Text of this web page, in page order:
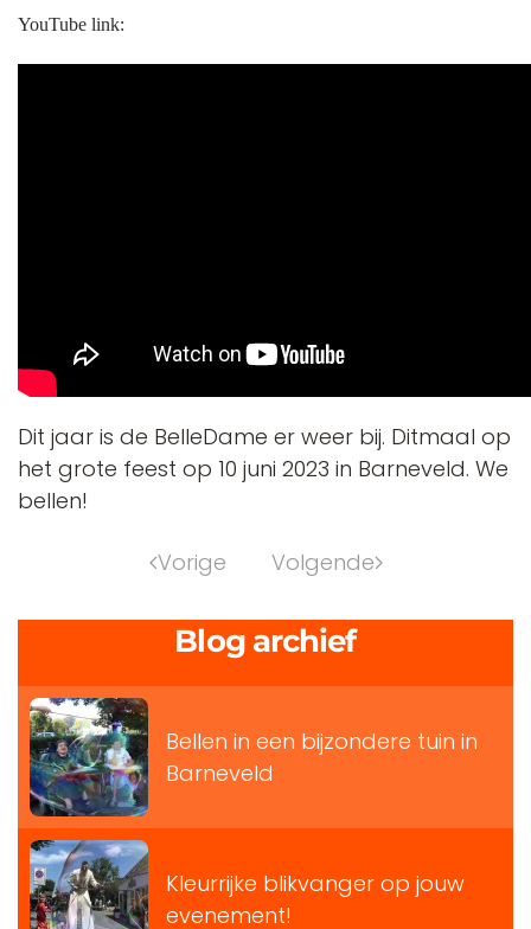
YouTube link:
Dit jaar is de BelleDame er weer bij. Ditmaal op
het grote feest op 10 juni 2023 in Barneveld. We
bellen!
Vorige Volgende
Blog archief
Bellen in een bijzondere tuin in
Barneveld
Kleurrijke blikvanger op jouw
evenement!